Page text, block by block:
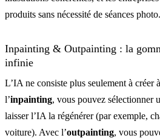
produits sans nécessité de séances photo.
Inpainting & Outpainting : la
infinie
L’IA ne consiste plus seulement à créer
l’inpainting, vous pouvez sélectionner
laisser l’IA la régénérer (par exemple,
voiture). Avec l’outpainting, vous